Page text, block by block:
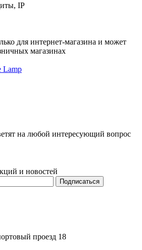
IP
для интернет-магазина и может
магазинах
Lamp
на любой интересующий вопрос
и новостей
Подписаться
проезд 18